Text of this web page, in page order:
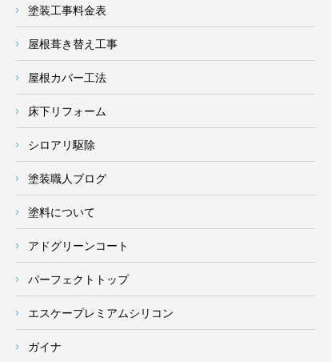
塗装工事料金表
屋根葺き替え工事
屋根カバー工法
床下リフォーム
シロアリ駆除
塗装職人ブログ
塗料について
アドグリーンコート
パーフェクトトップ
エスケープレミアムシリコン
ガイナ